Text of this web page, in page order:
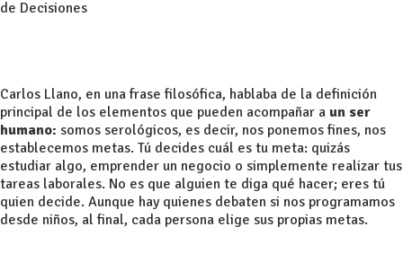
de Decisiones
Carlos Llano, en una frase filosófica, hablaba de la definición
principal de los elementos que pueden acompañar a un ser
humano: somos serológicos, es decir, nos ponemos fines, nos
establecemos metas. Tú decides cuál es tu meta: quizás
estudiar algo, emprender un negocio o simplemente realizar tus
tareas laborales. No es que alguien te diga qué hacer; eres tú
quien decide. Aunque hay quienes debaten si nos programamos
desde niños, al final, cada persona elige sus propias metas.